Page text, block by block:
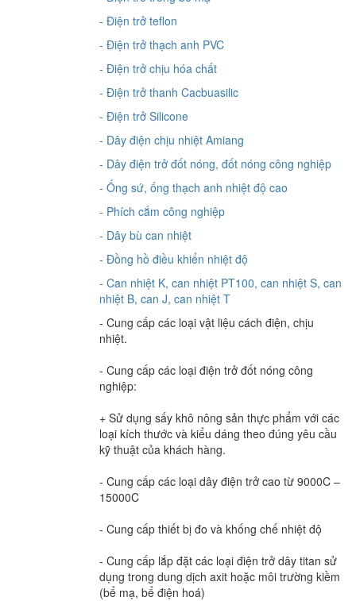
- Điện trở teflon
- Điện trở thạch anh PVC
- Điện trở chịu hóa chất
- Điện trở thanh Cacbuasilic
- Điện trở Silicone
- Dây điện chịu nhiệt Amiang
- Dây điện trở đốt nóng, đốt nóng công nghiệp
- Ống sứ, ống thạch anh nhiệt độ cao
- Phích cắm công nghiệp
- Dây bù can nhiệt
- Đồng hồ điều khiển nhiệt độ
- Can nhiệt K, can nhiệt PT100, can nhiệt S, can
nhiệt B, can J, can nhiệt T
- Cung cấp các loại vật liệu cách điện, chịu
nhiệt.
- Cung cấp các loại điện trở đốt nóng công
nghiệp:
+ Sử dụng sấy khô nông sản thực phẩm với các
loại kích thước và kiểu dáng theo đúng yêu cầu
kỹ thuật của khách hàng.
- Cung cấp các loại dây điện trở cao từ 9000C –
15000C
- Cung cấp thiết bị đo và khống chế nhiệt độ
- Cung cấp lắp đặt các loại điện trở dây titan sử
dụng trong dung dịch axit hoặc môi trường kiềm
(bể mạ, bể điện hoá)